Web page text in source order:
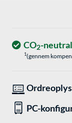
CO2-neutral
1(gennem
PC-